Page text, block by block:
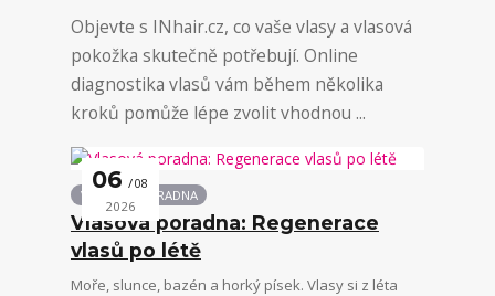
Objevte s INhair.cz, co vaše vlasy a vlasová
pokožka skutečně potřebují. Online
diagnostika vlasů vám během několika
kroků pomůže lépe zvolit vhodnou ...
06 08
2026
VLASOVÁ PORADNA
Vlasová poradna: Regenerace
vlasů po létě
Moře, slunce, bazén a horký písek. Vlasy si z léta